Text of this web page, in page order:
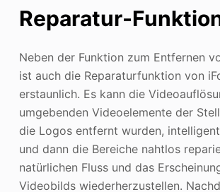
Reparatur-
Neben der Funktion zum Entfernen
ist auch die Reparaturfunktion von
erstaunlich. Es kann die
umgebenden Videoelemente der
die Logos entfernt wurden,
und dann die Bereiche nahtlos
natürlichen Fluss und das
Videobilds wiederherzustellen.